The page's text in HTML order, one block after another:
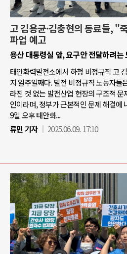
고 김용균·김충현의 동료들, "
파업 예고
용산 대통령실 앞, 요구안 전달하려는
태안화력발전소에서 하청 비정규직 고
지 일주일째다. 발전 비정규직 노동자들
라진 것 없는 발전산업 현장의 구조적
인이라며, 정부가 근본적인 문제 해결에
9일 오후 태안화...
류민 기자
2025.06.09. 17:10